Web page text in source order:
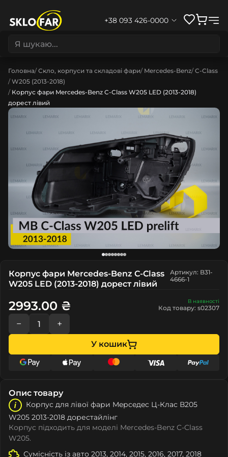
+38 093 426-0000
Головна Скло, корпуси та складові фари Mercedes-Benz C-Class
W205 (2013-2018)
Корпус фари Mercedes-Benz C-Class W205 LED (2013-2018)
дорест лівий
Корпус фари Mercedes-Benz C-Class
W205 LED (2013-2018) дорест лівий
Артикул: B31-
4666-1
В наявності
Код товару: s02307
2993.00 ₴
− +
У кошик
Опис товару
Корпус для лівої фари Мeрceдec Ц-Клас В205
W205 2013-2018 дорестайлінг
Корпус підходить для моделі Mercedes-Benz C-Class
W205.
Сумісність із авто 2013, 2014, 2015, 2016, 2017, 2018